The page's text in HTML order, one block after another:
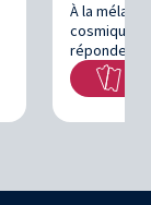
À la
cosmique
répondent